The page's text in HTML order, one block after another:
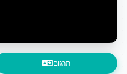
תרגום